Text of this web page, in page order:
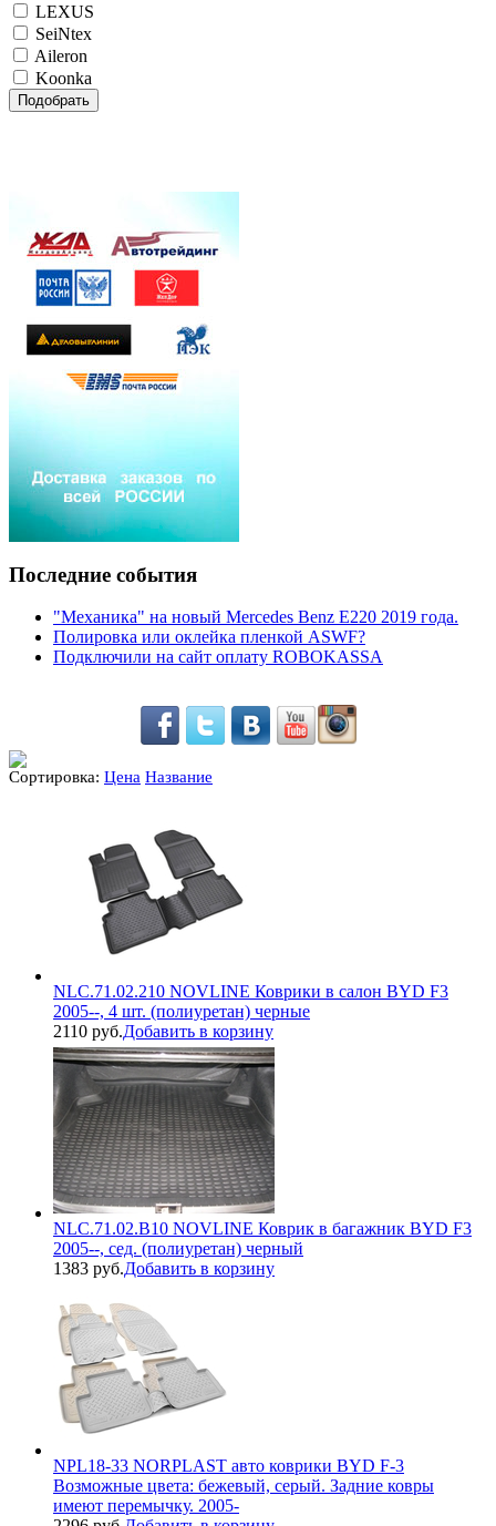
LEXUS
SeiNtex
Aileron
Koonka
Подобрать
Последние события
"Механика" на новый Mercedes Benz E220 2019 года.
Полировка или оклейка пленкой ASWF?
Подключили на сайт оплату ROBOKASSA
Сортировка: Цена Название
NLC.71.02.210 NOVLINE Коврики в салон BYD F3
2005--, 4 шт. (полиуретан) черные
2110 руб.Добавить в корзину
NLC.71.02.B10 NOVLINE Коврик в багажник BYD F3
2005--, сед. (полиуретан) черный
1383 руб.Добавить в корзину
NPL18-33 NORPLAST авто коврики BYD F-3
Возможные цвета: бежевый, серый. Задние ковры
имеют перемычку. 2005-